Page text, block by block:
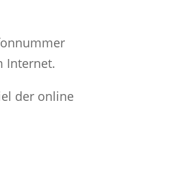
Internet.
der online